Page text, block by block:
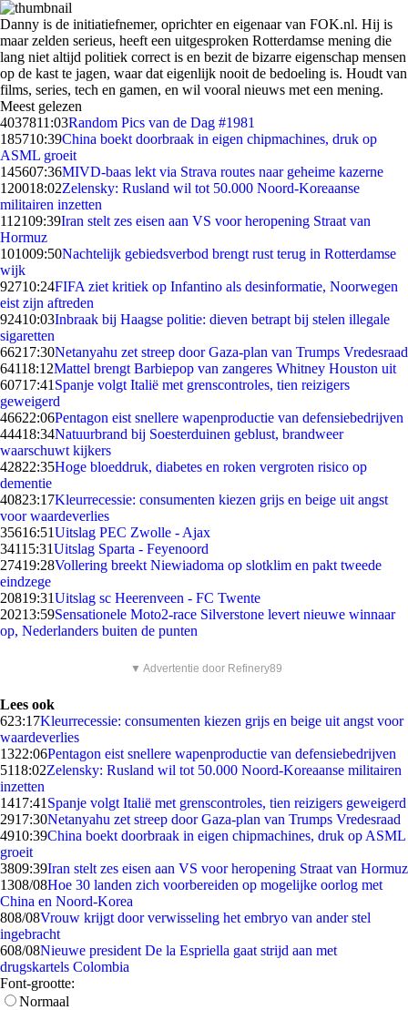
Danny is de initiatiefnemer, oprichter en eigenaar van FOK.nl. Hij is
maar zelden serieus, heeft een uitgesproken Rotterdamse mening die
lang niet altijd politiek correct is en bezit de bizarre eigenschap mensen
op de kast te jagen, waar dat eigenlijk nooit de bedoeling is. Houdt van
films, series, tech en gamen, en wil vooral nieuws met een mening.
Meest gelezen
4037811:03Random Pics van de Dag #1981
185710:39China boekt doorbraak in eigen chipmachines, druk op
ASML groeit
145607:36MIVD-baas lekt via Strava routes naar geheime kazerne
120018:02Zelensky: Rusland wil tot 50.000 Noord-Koreaanse
militairen inzetten
112109:39Iran stelt zes eisen aan VS voor heropening Straat van
Hormuz
101009:50Nachtelijk gebiedsverbod brengt rust terug in Rotterdamse
wijk
92710:24FIFA ziet kritiek op Infantino als desinformatie, Noorwegen
eist zijn aftreden
92410:03Inbraak bij Haagse politie: dieven betrapt bij stelen illegale
sigaretten
66217:30Netanyahu zet streep door Gaza-plan van Trumps Vredesraad
64118:12Mattel brengt Barbiepop van zangeres Whitney Houston uit
60717:41 Spanje volgt Italië met grenscontroles, tien reizigers
geweigerd
46622:06Pentagon eist snellere wapenproductie van defensiebedrijven
44418:34Natuurbrand bij Soesterduinen geblust, brandweer
waarschuwt kijkers
42822:35Hoge bloeddruk, diabetes en roken vergroten risico op
dementie
40823:17Kleurrecessie: consumenten kiezen grijs en beige uit angst
voor waardeverlies
35616:51Uitslag PEC Zwolle - Ajax
34115:31Uitslag Sparta - Feyenoord
27419:28Vollering breekt Niewiadoma op slotklim en pakt tweede
eindzege
20819:31Uitslag sc Heerenveen - FC Twente
20213:59Sensationele Moto2-race Silverstone levert nieuwe winnaar
op, Nederlanders buiten de punten
▼ Advertentie door Refinery89
Lees ook
623:17Kleurrecessie: consumenten kiezen grijs en beige uit angst voor
waardeverlies
1322:06Pentagon eist snellere wapenproductie van defensiebedrijven
5118:02Zelensky: Rusland wil tot 50.000 Noord-Koreaanse militairen
inzetten
1417:41 Spanje volgt Italië met grenscontroles, tien reizigers geweigerd
2917:30Netanyahu zet streep door Gaza-plan van Trumps Vredesraad
4910:39China boekt doorbraak in eigen chipmachines, druk op ASML
groeit
3809:39Iran stelt zes eisen aan VS voor heropening Straat van Hormuz
1308/08Hoe 30 landen zich voorbereiden op mogelijke oorlog met
China en Noord-Korea
808/08Vrouw krijgt door verwisseling het embryo van ander stel
ingebracht
608/08Nieuwe president De la Espriella gaat strijd aan met
drugskartels Colombia
Font-grootte:
Normaal